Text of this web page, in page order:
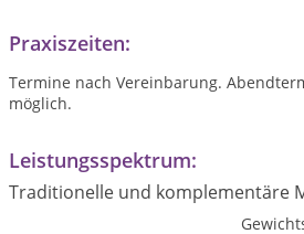
Praxiszeiten:
Termine nach Vereinbarung.
möglich.
Leistungsspektrum:
Traditionelle und komplementäre